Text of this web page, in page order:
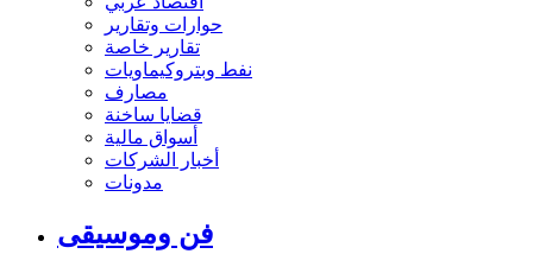
حوارات وتقارير
تقارير خاصة
نفط وبتروكيماويات
مصارف
قضايا ساخنة
أسواق مالية
أخبار الشركات
مدونات
فن وموسيقى